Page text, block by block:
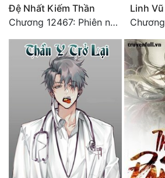
Đệ Nhất Kiếm Thần
Chương 12467: Phiên ngoại 20: Sinh nhật vui vẻ - Hoàn
Linh